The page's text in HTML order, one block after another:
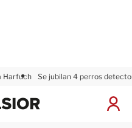
Harfuch Se jubilan 4 perros
I
x